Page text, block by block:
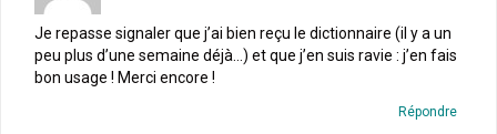
Je repasse signaler que j’ai bien reçu le dictionnaire (il y a un
peu plus d’une semaine déjà…) et que j’en suis ravie : j’en fais
bon usage ! Merci encore !
Répondre